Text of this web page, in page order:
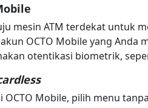
mesin ATM terdekat untuk
OCTO Mobile yang
otentikasi biometrik,
OCTO Mobile, pilih menu